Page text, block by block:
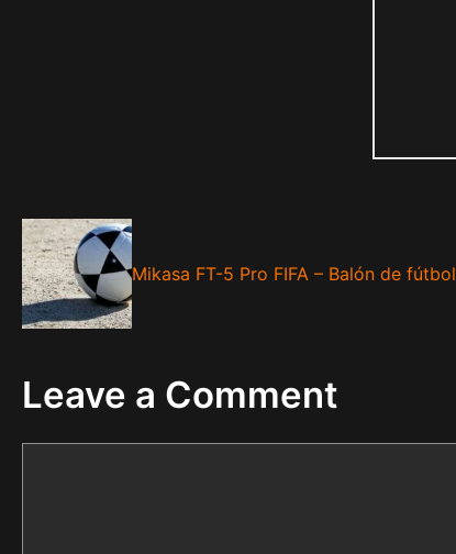
Mikasa FT-5 Pro FIFA – Balón de fútbol
Leave a Comment